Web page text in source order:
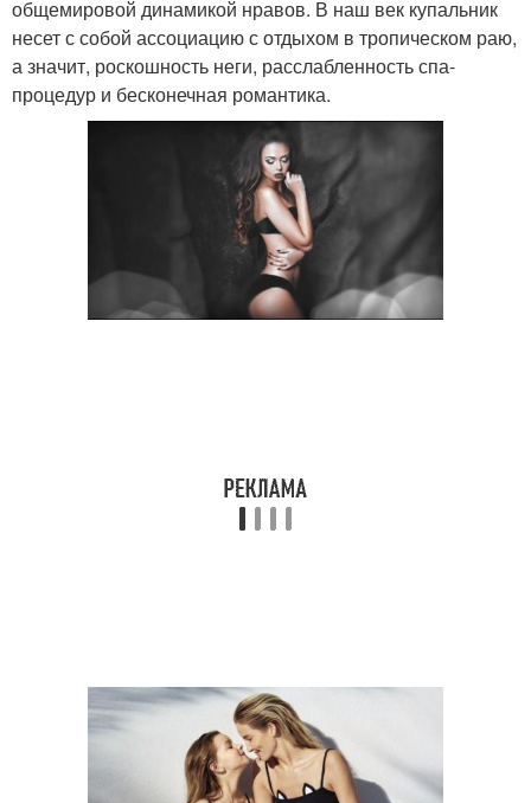
общемировой динамикой нравов. В наш век купальник
несет с собой ассоциацию с отдыхом в тропическом раю,
а значит, роскошность неги, расслабленность спа-
процедур и бесконечная романтика.